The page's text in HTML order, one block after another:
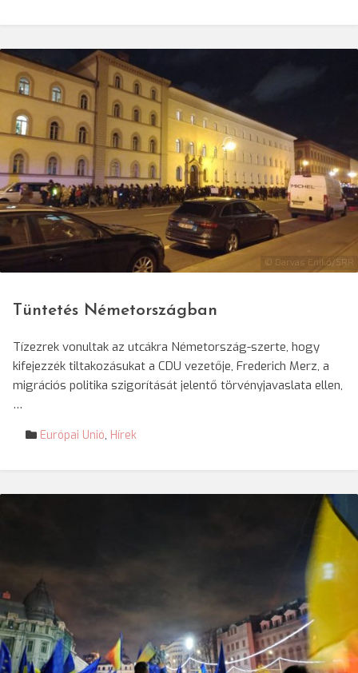
© Darvas Enikő/SRR
Tüntetés Németországban
Tízezrek vonultak az utcákra Németország-szerte, hogy
kifejezzék tiltakozásukat a CDU vezetője, Frederich Merz, a
migrációs politika szigorítását jelentő törvényjavaslata ellen,
…
Európai Unió, Hírek